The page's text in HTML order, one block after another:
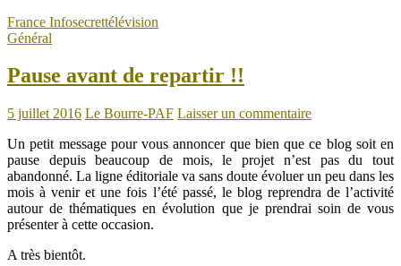
France Infosecrettélévision
Général
Pause avant de repartir !!
5 juillet 2016 Le Bourre-PAF Laisser un commentaire
Un petit message pour vous annoncer que bien que ce blog soit en
pause depuis beaucoup de mois, le projet n’est pas du tout
abandonné. La ligne éditoriale va sans doute évoluer un peu dans les
mois à venir et une fois l’été passé, le blog reprendra de l’activité
autour de thématiques en évolution que je prendrai soin de vous
présenter à cette occasion.
A très bientôt.